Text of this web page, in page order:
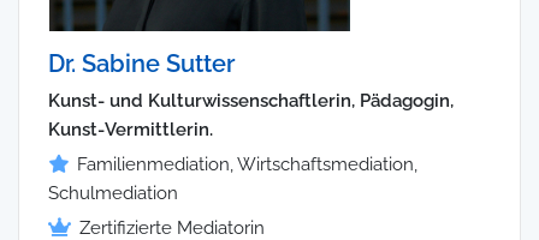
Dr. Sabine Sutter
Kunst- und Kulturwissenschaftlerin, Pädagogin,
Kunst-Vermittlerin.
Familienmediation, Wirtschaftsmediation,
Schulmediation
Zertifizierte Mediatorin